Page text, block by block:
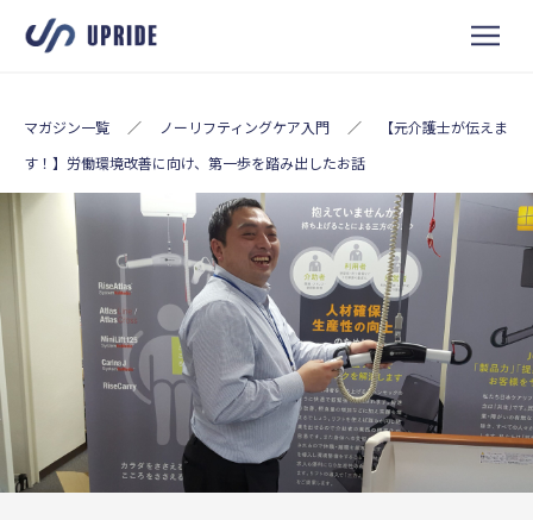
マガジン一覧 ／ ノーリフティングケア入門 ／
【元介護士が伝えま
す！】労働環境改善に向け、第一歩を踏み出したお話